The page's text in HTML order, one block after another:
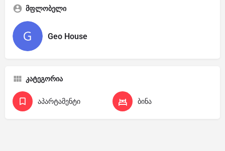
მფლობელი
Geo House
კატეგორია
აპარტამენტი ბინა